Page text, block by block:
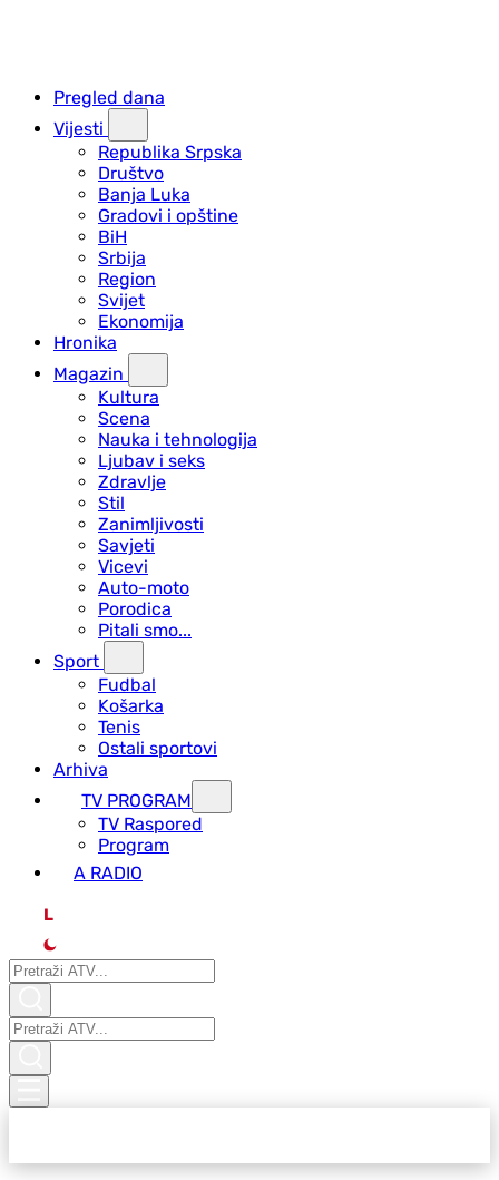
Pregled dana
Vijesti
Republika Srpska
Društvo
Banja Luka
Gradovi i opštine
BiH
Srbija
Region
Svijet
Ekonomija
Hronika
Magazin
Kultura
Scena
Nauka i tehnologija
Ljubav i seks
Zdravlje
Stil
Zanimljivosti
Savjeti
Vicevi
Auto-moto
Porodica
Pitali smo...
Sport
Fudbal
Košarka
Tenis
Ostali sportovi
Arhiva
TV PROGRAM
ТV Raspored
Program
A RADIO
L